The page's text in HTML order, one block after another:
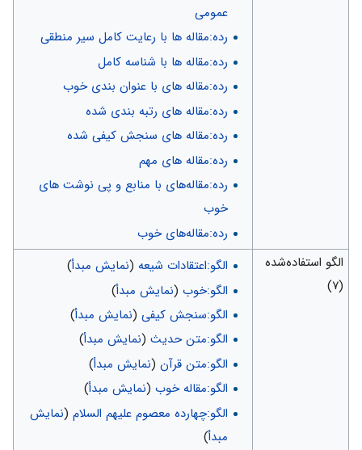
عمومی
رده:مقاله ها با رعایت کامل سیر منطقی
رده:مقاله ها با شناسه کامل
رده:مقاله های با عنوان بندی خوب
رده:مقاله های رتبه بندی شده
رده:مقاله های سنجش کیفی شده
رده:مقاله های مهم
رده:مقاله‌های با منابع و پی نوشت های
خوب
رده:مقاله‌های خوب
الگو استفاده‌شده
(۷)
الگو:اعتقادات شیعه(نمایش مبدأ)
الگو:خوب(نمایش مبدأ)
الگو:سنجش کیفی(نمایش مبدأ)
الگو:متن حدیث(نمایش مبدأ)
الگو:متن قرآن(نمایش مبدأ)
الگو:مقاله خوب(نمایش مبدأ)
الگو:چهارده معصوم علیهم السلام(نمایش
مبدأ)